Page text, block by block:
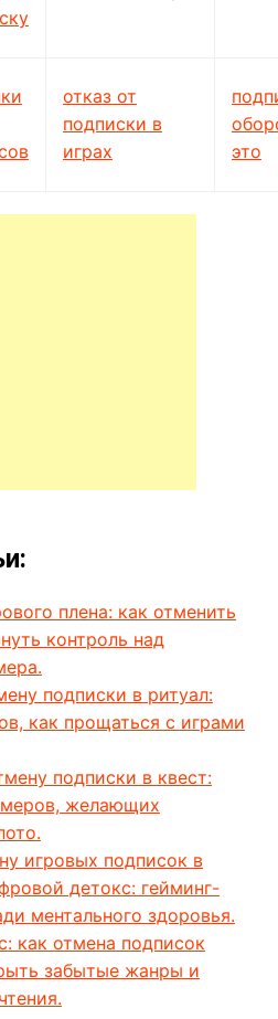
отказ от
подписки в
играх
это
плена: как отменить
контроль над
подписки в ритуал:
как прощаться с играми
подписки в квест:
желающих
игровых подписок в
детокс: гейминг-
ментального здоровья.
как отмена подписок
забытые жанры и